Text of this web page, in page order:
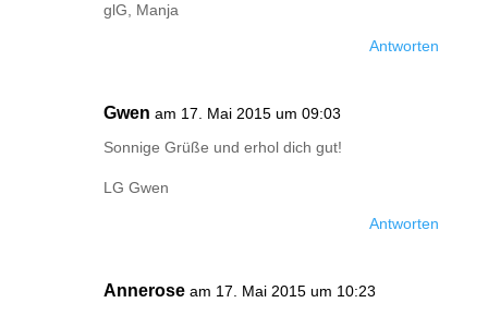
glG, Manja
Antworten
Gwen am 17. Mai 2015 um 09:03
Sonnige Grüße und erhol dich gut!
LG Gwen
Antworten
Annerose am 17. Mai 2015 um 10:23